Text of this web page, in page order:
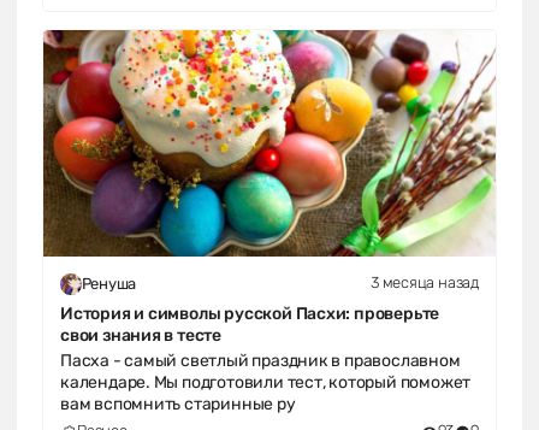
Ренуша 3 месяца назад
История и символы русской Пасхи: проверьте
свои знания в тесте
Пасха - самый светлый праздник в православном
календаре. Мы подготовили тест, который поможет
вам вспомнить старинные ру